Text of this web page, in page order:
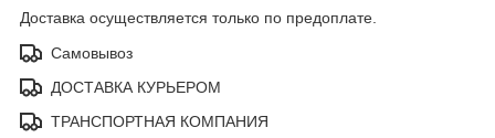
Доставка осуществляется только по предоплате.
Самовывоз
ДОСТАВКА КУРЬЕРОМ
ТРАНСПОРТНАЯ КОМПАНИЯ